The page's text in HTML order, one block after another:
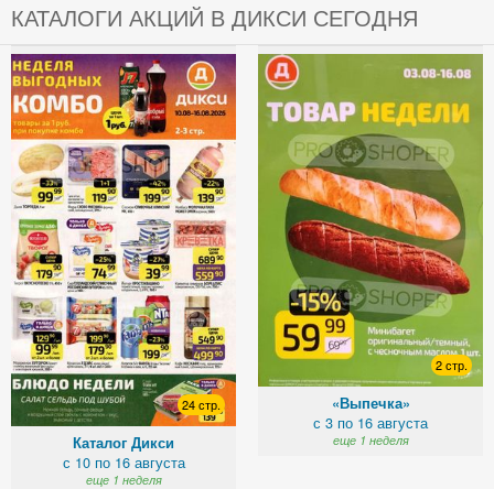
КАТАЛОГИ АКЦИЙ В ДИКСИ СЕГОДНЯ
24 стр.
Каталог Дикси
с 10 по 16 августа
еще 1 неделя
2 стр.
«Выпечка»
с 3 по 16 августа
еще 1 неделя